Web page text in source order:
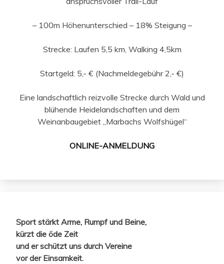
– 100m Höhenunterschied – 18% Steigung –
Strecke: Laufen 5,5 km, Walking 4,5km
Startgeld: 5,- € (Nachmeldegebühr 2,- €)
Eine landschaftlich reizvolle Strecke durch Wald und
blühende Heidelandschaften und dem
Weinanbaugebiet „Marbachs Wolfshügel“
ONLINE-ANMELDUNG
Sport stärkt Arme, Rumpf und Beine,
kürzt die öde Zeit
und er schützt uns durch Vereine
vor der Einsamkeit.